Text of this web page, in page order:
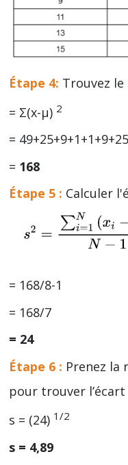
Étape 4: Trouvez le
= Σ(x-µ) 2
=
= 168
Étape 5 : Calculer
= 168/8-1
= 168/7
= 24
Étape 6 : Prenez la
pour trouver
s = (24) 1/2
s = 4,89